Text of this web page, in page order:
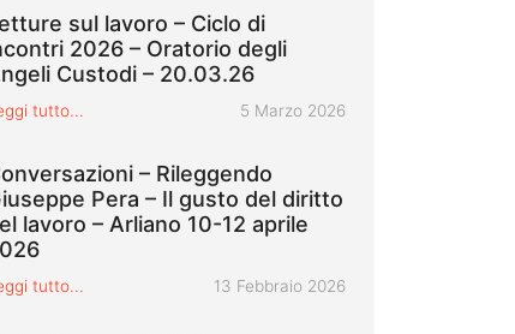
sul lavoro – Ciclo di
2026 – Oratorio degli
Custodi – 20.03.26
tutto... Pubblicato il
5 Marzo 2026
– Rileggendo
Pera – Il gusto del diritto
lavoro – Arliano 10-12 aprile
tutto... Pubblicato il
13 Febbraio 2026